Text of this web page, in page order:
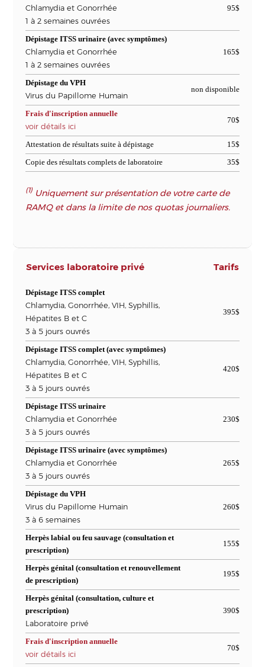
Chlamydia et Gonorrhée
1 à 2 semaines ouvrées
95$
Dépistage ITSS urinaire (avec symptômes)
Chlamydia et Gonorrhée
1 à 2 semaines ouvrées
165$
Dépistage du VPH
Virus du Papillome Humain
non disponible
Frais d'inscription annuelle
voir détails ici
70$
Attestation de résultats suite à dépistage 15$
Copie des résultats complets de laboratoire 35$
(1)Uniquement sur présentation de votre carte de
RAMQ et dans la limite de nos quotas journaliers.
Services laboratoire privé Tarifs
Dépistage ITSS complet
Chlamydia, Gonorrhée, VIH, Syphillis,
Hépatites B et C
3 à 5 jours ouvrés
395$
Dépistage ITSS complet (avec symptômes)
Chlamydia, Gonorrhée, VIH, Syphillis,
Hépatites B et C
3 à 5 jours ouvrés
420$
Dépistage ITSS urinaire
Chlamydia et Gonorrhée
3 à 5 jours ouvrés
230$
Dépistage ITSS urinaire (avec symptômes)
Chlamydia et Gonorrhée
3 à 5 jours ouvrés
265$
Dépistage du VPH
Virus du Papillome Humain
3 à 6 semaines
260$
Herpès labial ou feu sauvage (consultation et
prescription)
155$
Herpès génital (consultation et renouvellement
de prescription)
195$
Herpès génital (consultation, culture et
prescription)
Laboratoire privé
390$
Frais d'inscription annuelle
voir détails ici
70$